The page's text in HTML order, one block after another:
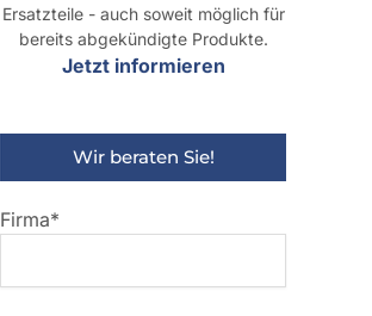
Ersatzteile - auch soweit möglich für
bereits abgekündigte Produkte.
Jetzt informieren
Wir beraten Sie!
Firma*